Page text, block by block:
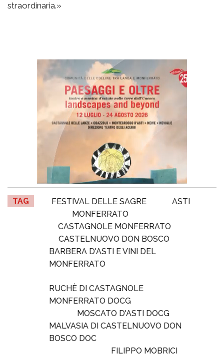
straordinaria.»
TAG FESTIVAL DELLE SAGRE
ASTI
MONFERRATO
CASTAGNOLE MONFERRATO
CASTELNUOVO DON BOSCO
BARBERA D'ASTI E VINI DEL
MONFERRATO
RUCHÈ DI CASTAGNOLE
MONFERRATO DOCG
MOSCATO D'ASTI DOCG
MALVASIA DI CASTELNUOVO DON
BOSCO DOC
FILIPPO MOBRICI